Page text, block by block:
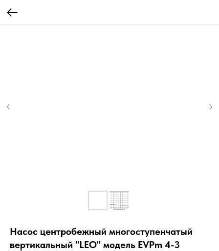
Насос центробежный многоступенчатый
вертикальный "LEO" модель EVPm 4-3